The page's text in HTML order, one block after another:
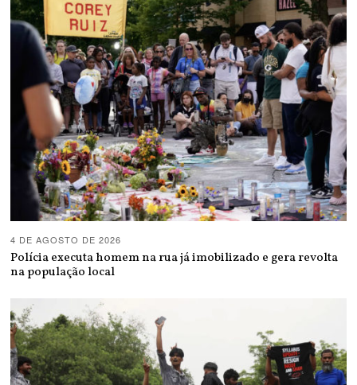
4 DE AGOSTO DE 2026
Polícia executa homem na rua já imobilizado e gera revolta
na população local